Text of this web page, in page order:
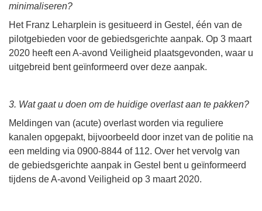
minimaliseren?
Het Franz Leharplein is gesitueerd in Gestel, één van de
pilotgebieden voor de gebiedsgerichte aanpak. Op 3 maart
2020 heeft een A-avond Veiligheid plaatsgevonden, waar u
uitgebreid bent geïnformeerd over deze aanpak.
3. Wat gaat u doen om de huidige overlast aan te pakken?
Meldingen van (acute) overlast worden via reguliere
kanalen opgepakt, bijvoorbeeld door inzet van de politie na
een melding via 0900-8844 of 112. Over het vervolg van
de gebiedsgerichte aanpak in Gestel bent u geïnformeerd
tijdens de A-avond Veiligheid op 3 maart 2020.